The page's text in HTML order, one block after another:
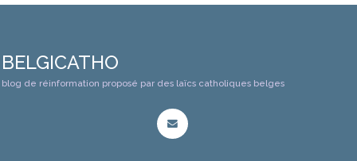
BELGICATHO
blog de réinformation proposé par des laïcs catholiques belges